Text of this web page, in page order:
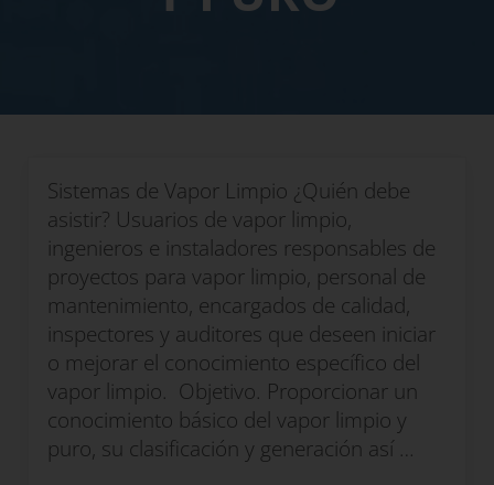
Sistemas de Vapor Limpio ¿Quién debe
asistir? Usuarios de vapor limpio,
ingenieros e instaladores responsables de
proyectos para vapor limpio, personal de
mantenimiento, encargados de calidad,
inspectores y auditores que deseen iniciar
o mejorar el conocimiento específico del
vapor limpio. Objetivo. Proporcionar un
conocimiento básico del vapor limpio y
puro, su clasificación y generación así …